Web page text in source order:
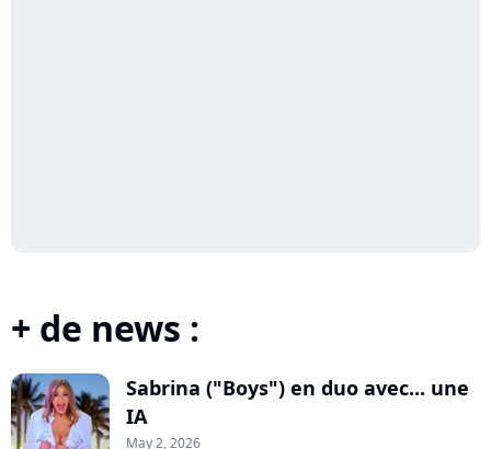
+ de news :
Sabrina ("Boys") en duo avec... une
IA
May 2, 2026